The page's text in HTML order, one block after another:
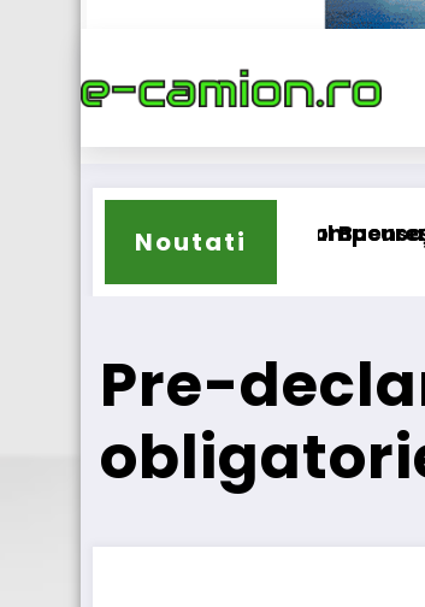
Noutati
a accizei în mecanism
cererea deschiderii
DKV Mobility și
Pre-